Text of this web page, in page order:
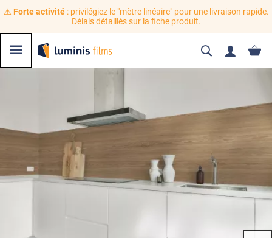
⚠️ Forte activité: privilégiez le "mètre linéaire" pour une livraison rapide.
Délais détaillés sur la fiche produit.